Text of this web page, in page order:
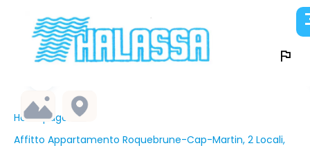
Homepage
Affitto Appartamento Roquebrune-Cap-Martin, 2 Locali,